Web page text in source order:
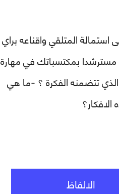
المتلقي واقناعه براي
بمكتسباتك في مهارة
تتضمنه الفكرة ؟ -ما هي
الالفاظ